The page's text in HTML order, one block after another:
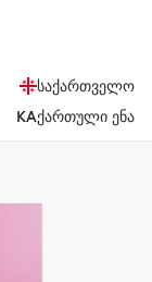
საქართველო
KAქართული ენა